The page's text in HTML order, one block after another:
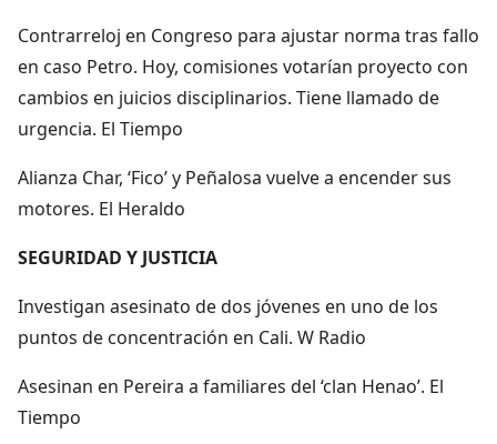
Contrarreloj en Congreso para ajustar norma tras fallo
en caso Petro. Hoy, comisiones votarían proyecto con
cambios en juicios disciplinarios. Tiene llamado de
urgencia. El Tiempo
Alianza Char, ‘Fico’ y Peñalosa vuelve a encender sus
motores. El Heraldo
SEGURIDAD Y JUSTICIA
Investigan asesinato de dos jóvenes en uno de los
puntos de concentración en Cali. W Radio
Asesinan en Pereira a familiares del ‘clan Henao’. El
Tiempo